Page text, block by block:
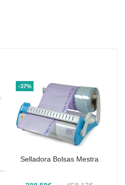
-37%
Selladora Bolsas Mestra